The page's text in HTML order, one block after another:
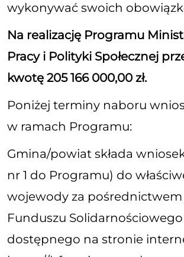
wykonywać swoich
Na realizację Programu
Pracy i Polityki Społecznej
kwotę 205 166 000,00 zł.
Poniżej terminy naboru
w ramach Programu:
Gmina/powiat składa
nr 1 do Programu) do
wojewody za pośrednictwem
Funduszu Solidarnościowego
dostępnego na stronie